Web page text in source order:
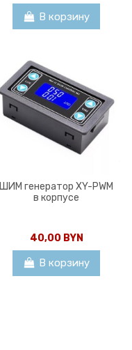
В корзину
ШИМ генератор XY-PWM
в корпусе
40,00 BYN
В корзину